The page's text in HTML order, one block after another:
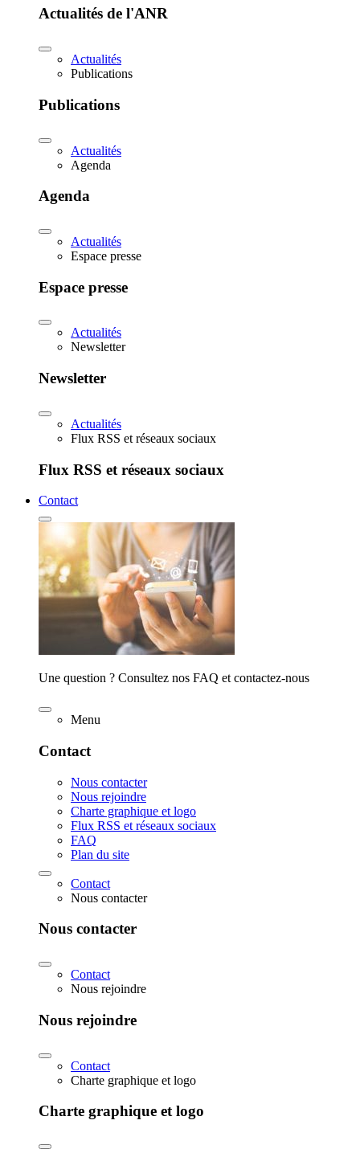
Actualités de l'ANR
Actualités
Publications
Publications
Actualités
Agenda
Agenda
Actualités
Espace presse
Espace presse
Actualités
Newsletter
Newsletter
Actualités
Flux RSS et réseaux sociaux
Flux RSS et réseaux sociaux
Contact
Une question ? Consultez nos FAQ et contactez-nous
Menu
Contact
Nous contacter
Nous rejoindre
Charte graphique et logo
Flux RSS et réseaux sociaux
FAQ
Plan du site
Contact
Nous contacter
Nous contacter
Contact
Nous rejoindre
Nous rejoindre
Contact
Charte graphique et logo
Charte graphique et logo